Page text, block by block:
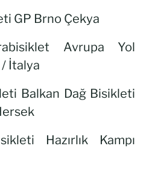
GP Brno Çekya
Avrupa Yol
İtalya
Balkan Dağ Bisikleti
Hazırlık Kampı